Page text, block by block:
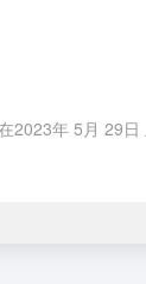
2023年 5月 29